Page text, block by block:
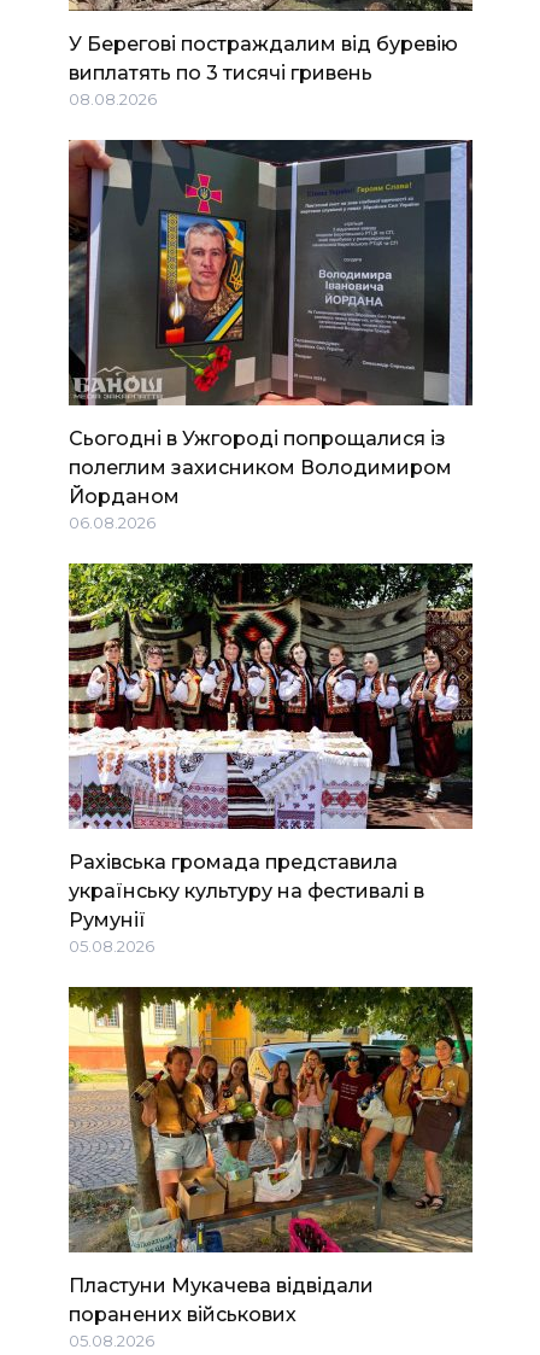
У Берегові постраждалим від буревію
виплатять по 3 тисячі гривень
08.08.2026
Сьогодні в Ужгороді попрощалися із
полеглим захисником Володимиром
Йорданом
06.08.2026
Рахівська громада представила
українську культуру на фестивалі в
Румунії
05.08.2026
Пластуни Мукачева відвідали
поранених військових
05.08.2026